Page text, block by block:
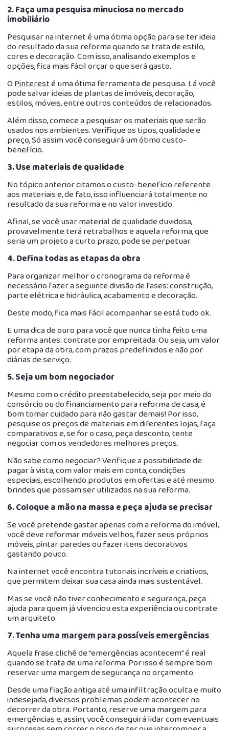
2.Faça uma pesquisa minuciosa no mercado
imobiliário
Pesquisar na internet é uma ótima opção para se ter ideia
do resultado da sua reforma quando se trata de estilo,
cores e decoração. Com isso, analisando exemplos e
opções, fica mais fácil orçar o que será gasto.
OPinteresté uma ótima ferramenta de pesquisa. Lá você
pode salvar ideias de plantas de imóveis, decoração,
estilos, móveis, entre outros conteúdos de relacionados.
Além disso, comece a pesquisar os materiais que serão
usados nos ambientes. Verifique os tipos, qualidade e
preço, Só assim você conseguirá um ótimo custo-
benefício.
3.Use materiais de qualidade
No tópico anterior citamos o custo-benefício referente
aos materiais e, de fato, isso influenciará totalmente no
resultado da sua reforma e no valor investido.
Afinal, se você usar material de qualidade duvidosa,
provavelmente terá retrabalhos e aquela reforma, que
seria um projeto a curto prazo, pode se perpetuar.
4.Defina todas as etapas da obra
Para organizar melhor o cronograma da reforma é
necessário fazer a seguinte divisão de fases: construção,
parte elétrica e hidráulica, acabamento e decoração.
Deste modo, fica mais fácil acompanhar se está tudo ok.
E uma dica de ouro para você que nunca tinha feito uma
reforma antes: contrate por empreitada. Ou seja, um valor
por etapa da obra, com prazos predefinidos e não por
diárias de serviço.
5.Seja um bom negociador
Mesmo com o crédito preestabelecido, seja por meio do
consórcio ou do financiamento para reforma de casa, é
bom tomar cuidado para não gastar demais! Por isso,
pesquise os preços de materiais em diferentes lojas, faça
comparativos e, se for o caso, peça desconto, tente
negociar com os vendedores melhores preços.
Não sabe como negociar? Verifique a possibilidade de
pagar à vista, com valor mais em conta, condições
especiais, escolhendo produtos em ofertas e até mesmo
brindes que possam ser utilizados na sua reforma.
6.Coloque a mão na massa e peça ajuda se precisar
Se você pretende gastar apenas com a reforma do imóvel,
você deve reformar móveis velhos, fazer seus próprios
móveis, pintar paredes ou fazer itens decorativos
gastando pouco.
Na internet você encontra tutoriais incríveis e criativos,
que permitem deixar sua casa ainda mais sustentável.
Mas se você não tiver conhecimento e segurança, peça
ajuda para quem já vivenciou esta experiência ou contrate
um arquiteto.
7.Tenha umamargem para possíveis emergências
Aquela frase clichê de “emergências acontecem” é real
quando se trata de uma reforma. Por isso é sempre bom
reservar uma margem de segurança no orçamento.
Desde uma fiação antiga até uma infiltração oculta e muito
indesejada, diversos problemas podem acontecer no
decorrer da obra. Portanto, reserve uma margem para
emergências e, assim, você conseguirá lidar com eventuais